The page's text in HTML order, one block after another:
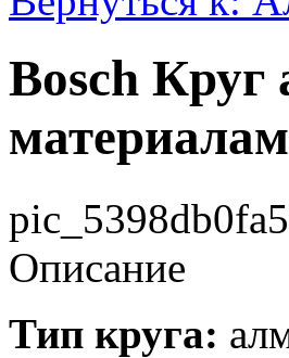
Bosch
Описание
Тип круга: